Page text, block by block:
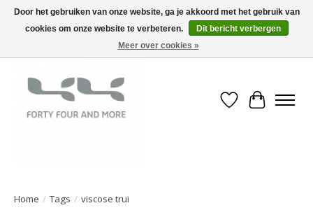
Verlanglijst
Home / Tags / viscose trui
Door het gebruiken van onze website, ga je akkoord met het gebruik van
cookies om onze website te verbeteren.
Dit bericht verbergen
Meer over cookies »